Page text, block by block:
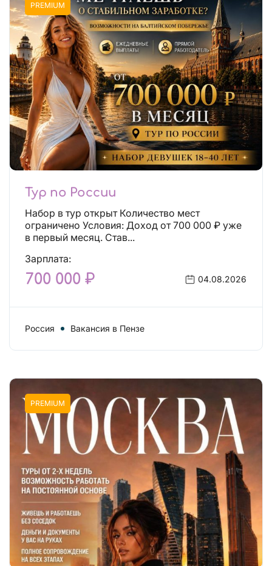
PREMIUM
Тур по России
Набор в тур открыт Количество мест
ограничено Условия: Доход от 700 000 ₽ уже
в первый месяц. Став...
Зарплата:
700 000 ₽ 04.08.2026
Россия Вакансия в Пензе
PREMIUM